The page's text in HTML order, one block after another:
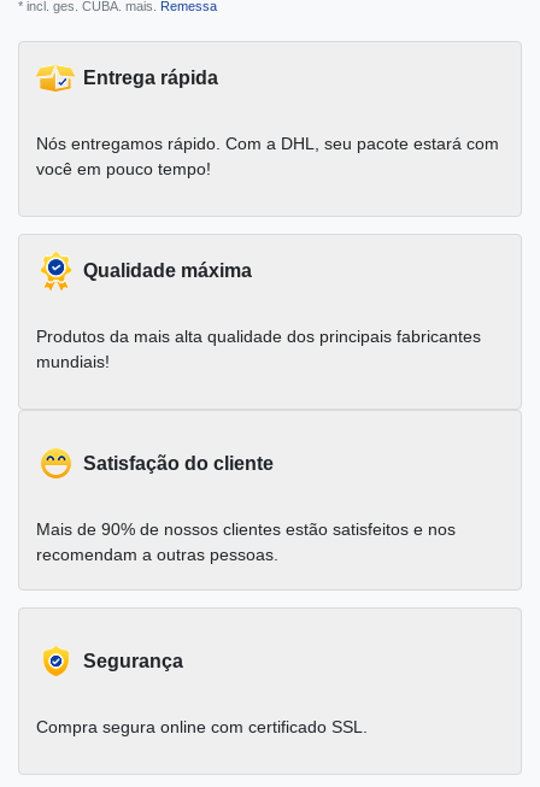
* incl. ges. CUBA. mais. Remessa
Entrega rápida
Nós entregamos rápido. Com a DHL, seu pacote estará com
você em pouco tempo!
Qualidade máxima
Produtos da mais alta qualidade dos principais fabricantes
mundiais!
Satisfação do cliente
Mais de 90% de nossos clientes estão satisfeitos e nos
recomendam a outras pessoas.
Segurança
Compra segura online com certificado SSL.